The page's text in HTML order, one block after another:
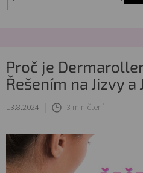
Péče
o
pleť
Poradna
Masterbook
Kurzy
Proč je
Řešením na Jizvy a
13.8.2024 3 min čtení